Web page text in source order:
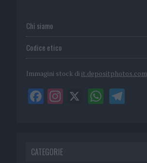
Chi siamo
Codice etico
Immagini stock di it.depositphotos.com
CATEGORIE